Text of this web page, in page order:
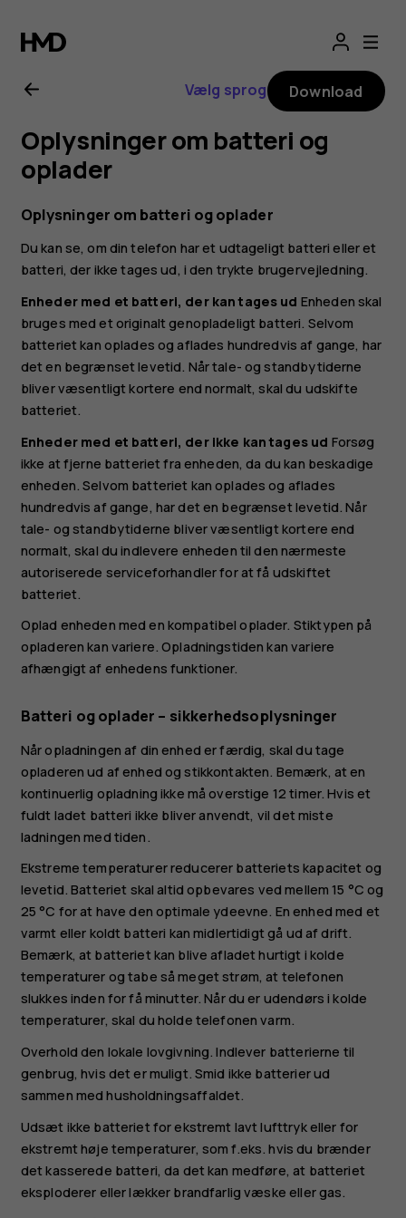
Brugervejledning
til
Nokia
2.1
Vælg sprog Download
Oplysninger om batteri og
oplader
Oplysninger om batteri og oplader
Du kan se, om din telefon har et udtageligt batteri eller et
batteri, der ikke tages ud, i den trykte brugervejledning.
Enheder med et batteri, der kan tages ud Enheden skal
bruges med et originalt genopladeligt batteri. Selvom
batteriet kan oplades og aflades hundredvis af gange, har
det en begrænset levetid. Når tale- og standbytiderne
bliver væsentligt kortere end normalt, skal du udskifte
batteriet.
Enheder med et batteri, der ikke kan tages ud Forsøg
ikke at fjerne batteriet fra enheden, da du kan beskadige
enheden. Selvom batteriet kan oplades og aflades
hundredvis af gange, har det en begrænset levetid. Når
tale- og standbytiderne bliver væsentligt kortere end
normalt, skal du indlevere enheden til den nærmeste
autoriserede serviceforhandler for at få udskiftet
batteriet.
Oplad enheden med en kompatibel oplader. Stiktypen på
opladeren kan variere. Opladningstiden kan variere
afhængigt af enhedens funktioner.
Batteri og oplader – sikkerhedsoplysninger
Når opladningen af din enhed er færdig, skal du tage
opladeren ud af enhed og stikkontakten. Bemærk, at en
kontinuerlig opladning ikke må overstige 12 timer. Hvis et
fuldt ladet batteri ikke bliver anvendt, vil det miste
ladningen med tiden.
Ekstreme temperaturer reducerer batteriets kapacitet og
levetid. Batteriet skal altid opbevares ved mellem 15 °C og
25 °C for at have den optimale ydeevne. En enhed med et
varmt eller koldt batteri kan midlertidigt gå ud af drift.
Bemærk, at batteriet kan blive afladet hurtigt i kolde
temperaturer og tabe så meget strøm, at telefonen
slukkes inden for få minutter. Når du er udendørs i kolde
temperaturer, skal du holde telefonen varm.
Overhold den lokale lovgivning. Indlever batterierne til
genbrug, hvis det er muligt. Smid ikke batterier ud
sammen med husholdningsaffaldet.
Udsæt ikke batteriet for ekstremt lavt lufttryk eller for
ekstremt høje temperaturer, som f.eks. hvis du brænder
det kasserede batteri, da det kan medføre, at batteriet
eksploderer eller lækker brandfarlig væske eller gas.